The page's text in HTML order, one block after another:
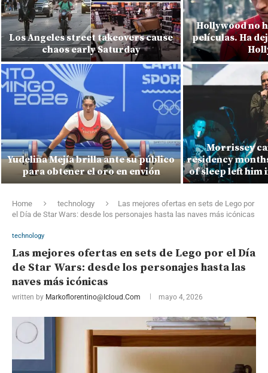
Los Angeles street takeovers cause
chaos early Saturday
Yudelina Mejía brilla ante su público
para obtener el oro en envión
Hollywood no
películas. Ha
Morrissey
residency
of sleep left him
Home technology
Las mejores ofertas en sets de Lego por
el Día de Star Wars: desde los personajes hasta las naves más icónicas
technology
Las mejores ofertas en sets de Lego por el Día
de Star Wars: desde los personajes hasta las
naves más icónicas
written by Markoflorentino@icloud.com mayo 4, 2026